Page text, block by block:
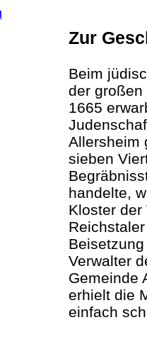
Zur
Beim
der großen
1665
Allersheim
sieben
handelte,
Kloster der
Verwalter
Gemeinde
erhielt die
einfach